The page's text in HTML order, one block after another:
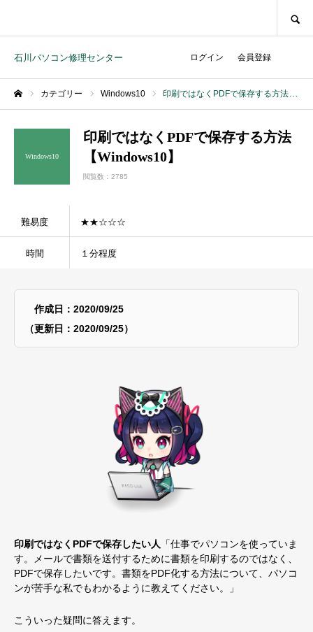
石川パソコン修理センター ログイン 会員登録
カテゴリー Windows10 印刷ではなくPDFで保存する方法【Windows10】
Windows10
印刷ではなくPDFで保存する方法
【Windows10】
閲覧数：2785
難易度 ★★☆☆☆
時間 １分程度
作成日：2020/09/25
（更新日：2020/09/25）
印刷ではなくPDFで保存したい人 「仕事でパソコンを使っていま
す。メールで書類を送付するために書類を印刷するのではなく、
PDFで保存したいです。書類をPDF化する方法について、パソコ
ンが苦手な私でもわかるように教えてください。」
こういった疑問に答えます。